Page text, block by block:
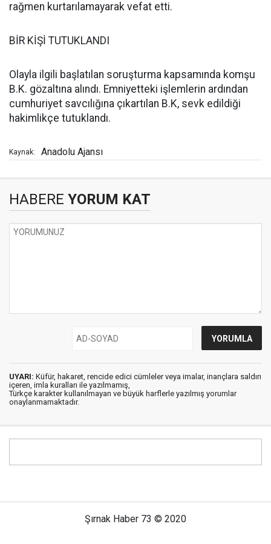
rağmen kurtarılamayarak vefat etti.
BİR KİŞİ TUTUKLANDI
Olayla ilgili başlatılan soruşturma kapsamında komşu
B.K. gözaltına alındı. Emniyetteki işlemlerin ardından
cumhuriyet savcılığına çıkartılan B.K, sevk edildiği
hakimlikçe tutuklandı.
Kaynak: Anadolu Ajansı
HABERE YORUM KAT
UYARI: Küfür, hakaret, rencide edici cümleler veya imalar, inançlara saldırı
içeren, imla kuralları ile yazılmamış,
Türkçe karakter kullanılmayan ve büyük harflerle yazılmış yorumlar
onaylanmamaktadır.
Şırnak Haber 73 © 2020